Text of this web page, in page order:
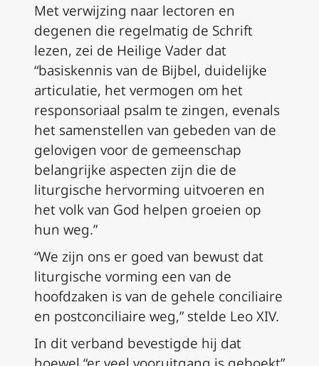
Met verwijzing naar lectoren en
degenen die regelmatig de Schrift
lezen, zei de Heilige Vader dat
“basiskennis van de Bijbel, duidelijke
articulatie, het vermogen om het
responsoriaal psalm te zingen, evenals
het samenstellen van gebeden van de
gelovigen voor de gemeenschap
belangrijke aspecten zijn die de
liturgische hervorming uitvoeren en
het volk van God helpen groeien op
hun weg.”
“We zijn ons er goed van bewust dat
liturgische vorming een van de
hoofdzaken is van de gehele conciliaire
en postconciliaire weg,” stelde Leo XIV.
In dit verband bevestigde hij dat